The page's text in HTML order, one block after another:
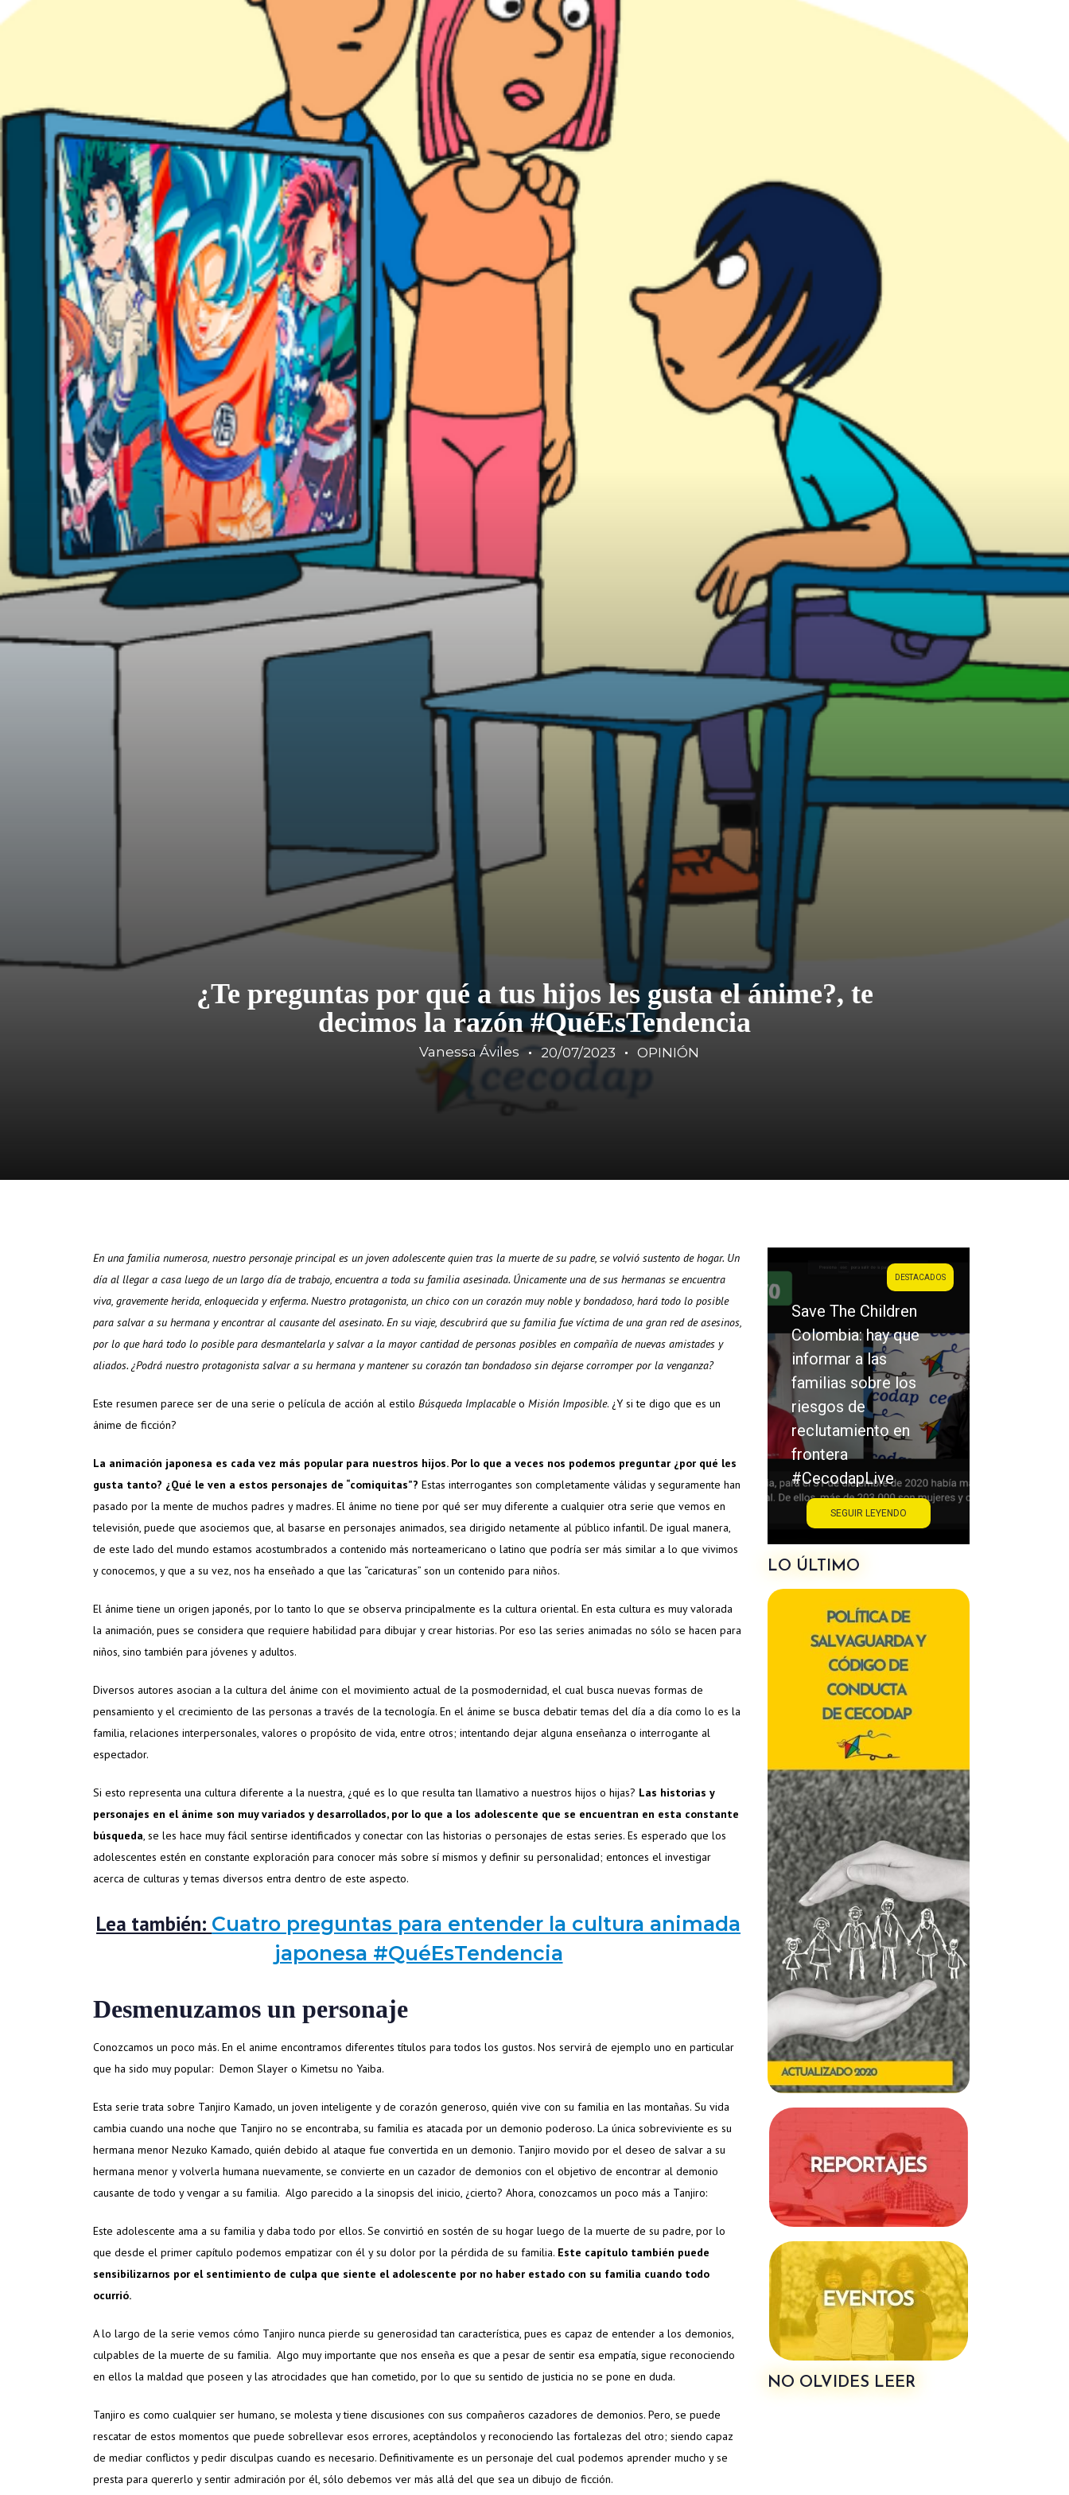
¿Te preguntas por qué a tus hijos les gusta el ánime?, te
decimos la razón #QuéEsTendencia
Vanessa Áviles 20/07/2023 OPINIÓN
En una familia numerosa, nuestro personaje principal es un joven adolescente quien tras la muerte de su padre, se volvió sustento de hogar. Un
día al llegar a casa luego de un largo día de trabajo, encuentra a toda su familia asesinada. Únicamente una de sus hermanas se encuentra
viva, gravemente herida, enloquecida y enferma. Nuestro protagonista, un chico con un corazón muy noble y bondadoso, hará todo lo posible
para salvar a su hermana y encontrar al causante del asesinato. En su viaje, descubrirá que su familia fue víctima de una gran red de asesinos,
por lo que hará todo lo posible para desmantelarla y salvar a la mayor cantidad de personas posibles en compañía de nuevas amistades y
aliados. ¿Podrá nuestro protagonista salvar a su hermana y mantener su corazón tan bondadoso sin dejarse corromper por la venganza?
Este resumen parece ser de una serie o película de acción al estilo Búsqueda Implacableo Misión Imposible. ¿Y si te digo que es un
ánime de ficción?
La animación japonesa es cada vez más popular para nuestros hijos. Por lo que a veces nos podemos preguntar ¿por qué les
gusta tanto? ¿Qué le ven a estos personajes de “comiquitas”? Estas interrogantes son completamente válidas y seguramente han
pasado por la mente de muchos padres y madres. El ánime no tiene por qué ser muy diferente a cualquier otra serie que vemos en
televisión, puede que asociemos que, al basarse en personajes animados, sea dirigido netamente al público infantil. De igual manera,
de este lado del mundo estamos acostumbrados a contenido más norteamericano o latino que podría ser más similar a lo que vivimos
y conocemos, y que a su vez, nos ha enseñado a que las “caricaturas” son un contenido para niños.
El ánime tiene un origen japonés, por lo tanto lo que se observa principalmente es la cultura oriental. En esta cultura es muy valorada
la animación, pues se considera que requiere habilidad para dibujar y crear historias. Por eso las series animadas no sólo se hacen para
niños, sino también para jóvenes y adultos.
Diversos autores asocian a la cultura del ánime con el movimiento actual de la posmodernidad, el cual busca nuevas formas de
pensamiento y el crecimiento de las personas a través de la tecnología. En el ánime se busca debatir temas del día a día como lo es la
familia, relaciones interpersonales, valores o propósito de vida, entre otros; intentando dejar alguna enseñanza o interrogante al
espectador.
Si esto representa una cultura diferente a la nuestra, ¿qué es lo que resulta tan llamativo a nuestros hijos o hijas? Las historias y
personajes en el ánime son muy variados y desarrollados, por lo que a los adolescente que se encuentran en esta constante
búsqueda, se les hace muy fácil sentirse identificados y conectar con las historias o personajes de estas series. Es esperado que los
adolescentes estén en constante exploración para conocer más sobre sí mismos y definir su personalidad; entonces el investigar
acerca de culturas y temas diversos entra dentro de este aspecto.
Lea también: Cuatro preguntas para entender la cultura animada
japonesa #QuéEsTendencia
Desmenuzamos un personaje
Conozcamos un poco más. En el anime encontramos diferentes títulos para todos los gustos. Nos servirá de ejemplo uno en particular
que ha sido muy popular: Demon Slayer o Kimetsu no Yaiba.
Esta serie trata sobre Tanjiro Kamado, un joven inteligente y de corazón generoso, quién vive con su familia en las montañas. Su vida
cambia cuando una noche que Tanjiro no se encontraba, su familia es atacada por un demonio poderoso. La única sobreviviente es su
hermana menor Nezuko Kamado, quién debido al ataque fue convertida en un demonio. Tanjiro movido por el deseo de salvar a su
hermana menor y volverla humana nuevamente, se convierte en un cazador de demonios con el objetivo de encontrar al demonio
causante de todo y vengar a su familia. Algo parecido a la sinopsis del inicio, ¿cierto? Ahora, conozcamos un poco más a Tanjiro:
Este adolescente ama a su familia y daba todo por ellos. Se convirtió en sostén de su hogar luego de la muerte de su padre, por lo
que desde el primer capítulo podemos empatizar con él y su dolor por la pérdida de su familia. Este capítulo también puede
sensibilizarnos por el sentimiento de culpa que siente el adolescente por no haber estado con su familia cuando todo
ocurrió.
A lo largo de la serie vemos cómo Tanjiro nunca pierde su generosidad tan característica, pues es capaz de entender a los demonios,
culpables de la muerte de su familia. Algo muy importante que nos enseña es que a pesar de sentir esa empatía, sigue reconociendo
en ellos la maldad que poseen y las atrocidades que han cometido, por lo que su sentido de justicia no se pone en duda.
Tanjiro es como cualquier ser humano, se molesta y tiene discusiones con sus compañeros cazadores de demonios. Pero, se puede
rescatar de estos momentos que puede sobrellevar esos errores, aceptándolos y reconociendo las fortalezas del otro; siendo capaz
de mediar conflictos y pedir disculpas cuando es necesario. Definitivamente es un personaje del cual podemos aprender mucho y se
presta para quererlo y sentir admiración por él, sólo debemos ver más allá del que sea un dibujo de ficción.
DESTACADOS
Save The Children
Colombia: hay que
informar a las
familias sobre los
riesgos de
reclutamiento en
frontera
#CecodapLive
SEGUIR LEYENDO
LO ÚLTIMO
NO OLVIDES LEER